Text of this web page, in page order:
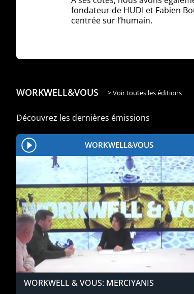
fondateur de HUDI et Fabien
centrée sur l’humain.
WORKWELL&VOUS > Voir toutes les éditions
Découvrez les dernières émissions
WORKWELL&VOUS
WORKWELL & VOUS: MERCIYANIS